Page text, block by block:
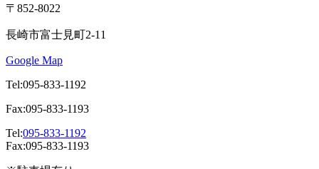
〒852-8022
長崎市富士見町2-11
Google Map
Tel:095-833-1192
Fax:095-833-1193
Tel:095-833-1192
Fax:095-833-1193